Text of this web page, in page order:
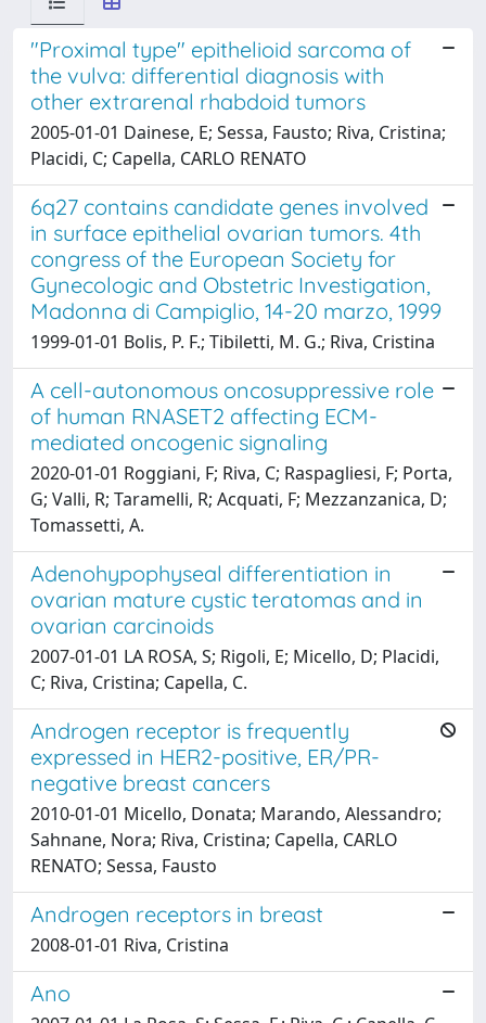
"Proximal type" epithelioid sarcoma of
the vulva: differential diagnosis with
other extrarenal rhabdoid tumors
2005-01-01 Dainese, E; Sessa, Fausto; Riva, Cristina;
Placidi, C; Capella, CARLO RENATO
6q27 contains candidate genes involved
in surface epithelial ovarian tumors. 4th
congress of the European Society for
Gynecologic and Obstetric Investigation,
Madonna di Campiglio, 14-20 marzo, 1999
1999-01-01 Bolis, P. F.; Tibiletti, M. G.; Riva, Cristina
A cell-autonomous oncosuppressive role
of human RNASET2 affecting ECM-
mediated oncogenic signaling
2020-01-01 Roggiani, F; Riva, C; Raspagliesi, F; Porta,
G; Valli, R; Taramelli, R; Acquati, F; Mezzanzanica, D;
Tomassetti, A.
Adenohypophyseal differentiation in
ovarian mature cystic teratomas and in
ovarian carcinoids
2007-01-01 LA ROSA, S; Rigoli, E; Micello, D; Placidi,
C; Riva, Cristina; Capella, C.
Androgen receptor is frequently
expressed in HER2-positive, ER/PR-
negative breast cancers
2010-01-01 Micello, Donata; Marando, Alessandro;
Sahnane, Nora; Riva, Cristina; Capella, CARLO
RENATO; Sessa, Fausto
Androgen receptors in breast
2008-01-01 Riva, Cristina
Ano